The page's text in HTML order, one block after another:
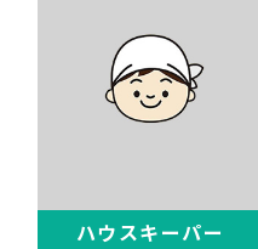
ハウスキーパー